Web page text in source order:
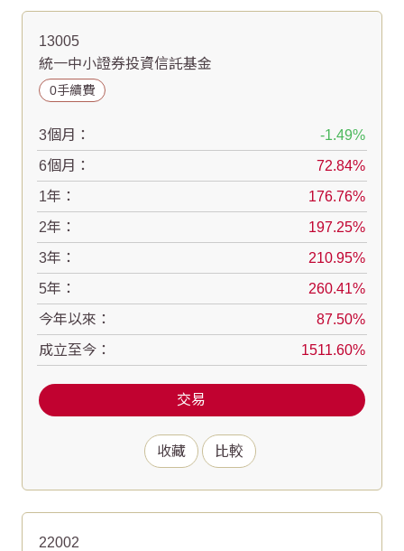
收藏 比較
13005
統一中小證券投資信託基金
0手續費
3個月：
-1.49
6個月：
72.84
1年：
176.76
2年：
197.25
3年：
210.95
5年：
260.41
今年以來：
87.50
成立至今：
1511.60
交易
22002